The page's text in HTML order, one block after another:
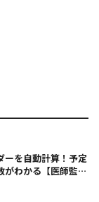
ーを自動計算！予定
がわかる【医師監